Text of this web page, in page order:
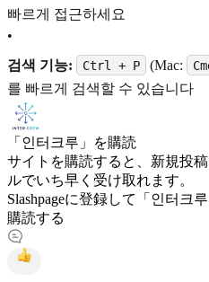
빠르게 접근하세요
•
검색 기능:
Ctrl + P (Mac:
를 빠르게 검색할 수 있습니다
「인터크루」を購読
サイトを購読すると、新規投
ルでいち早く受け取れます。
Slashpageに登録して「인터크
購読する